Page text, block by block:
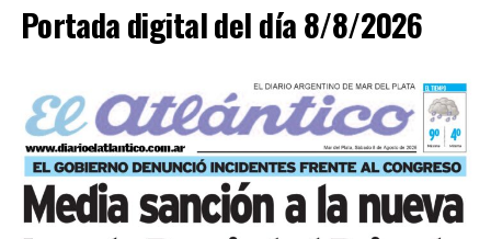
Portada digital del día 8/8/2026